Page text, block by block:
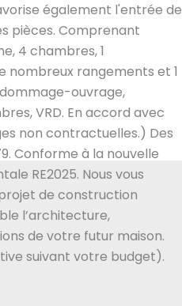
également l'entrée de
pièces. Comprenant
4 chambres, 1
nombreux rangements et 1
ouvrage,
VRD. En accord avec
non contractuelles.) Des
Conforme à la nouvelle
RE2025. Nous vous
de construction
l’architecture,
de votre futur maison.
suivant votre budget).